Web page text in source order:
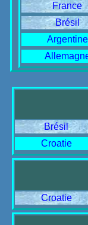
France
Brésil
Argentine
Brésil
Croatie
Croatie